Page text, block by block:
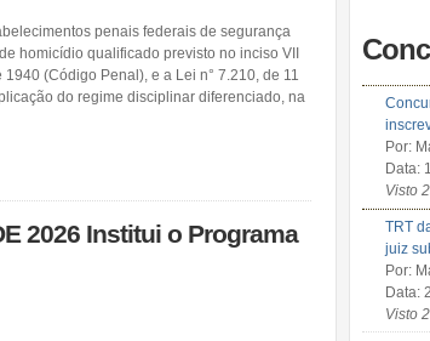
penais federais de segurança
homicídio qualificado previsto no inciso VII
(Código Penal), e a Lei n° 7.210, de 11
do regime disciplinar diferenciado, na
2026 Institui o Programa
Por:
Data:
Visto
TRT
juiz
Por:
Data:
Visto